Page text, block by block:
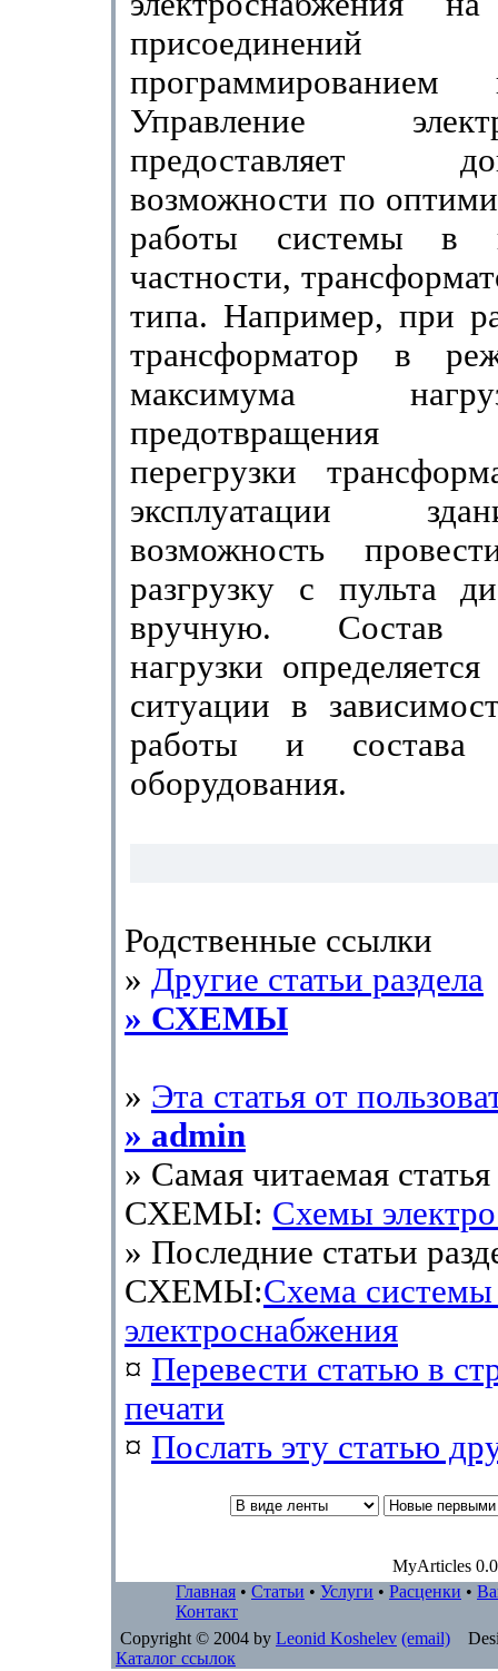
присоединений
программированием
Управление
предоставляет
возможности по
работы системы
частности,
типа. Например, при
транс­форматор в
максимума
предотвращения
перегрузки
эксплуатации
возможность
разгрузку с пульта
вручную. Состав
нагрузки
ситуации в
работы и состава
оборудования.
Родственные ссылки
» Другие статьи раздела
» СХЕМЫ
» Эта статья от
» admin
» Самая читаемая статья
СХЕМЫ: Схемы
» Последние статьи
СХЕМЫ:Схема
электроснабжения
¤ Перевести статью в
печати
¤ Послать эту cтатью
MyArticles
Главная • Статьи • Услуги • Расценки •
Контакт
Copyright © 2004 by Leonid Koshelev (email)
Каталог ссылок